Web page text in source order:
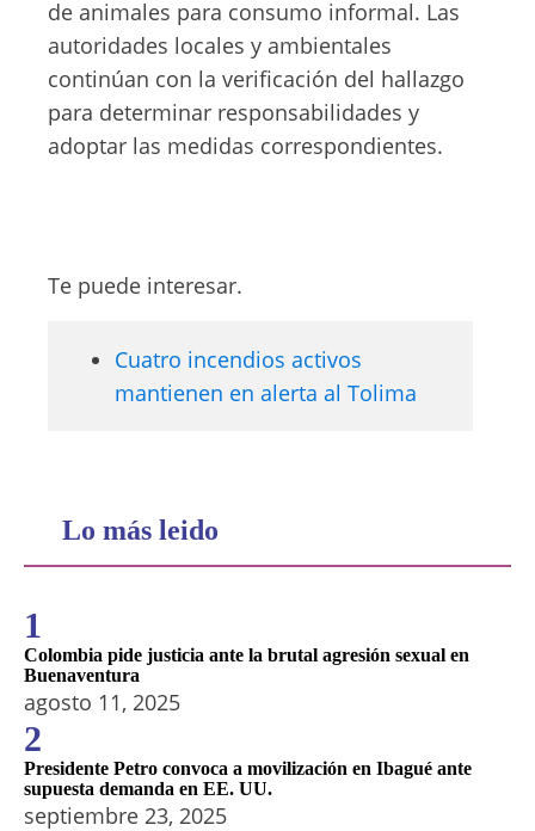
de animales para consumo informal. Las
autoridades locales y ambientales
continúan con la verificación del hallazgo
para determinar responsabilidades y
adoptar las medidas correspondientes.
Te puede interesar.
Cuatro incendios activos
mantienen en alerta al Tolima
Lo más leido
1
Colombia pide justicia ante la brutal agresión sexual en
Buenaventura
agosto 11, 2025
2
Presidente Petro convoca a movilización en Ibagué ante
supuesta demanda en EE. UU.
septiembre 23, 2025